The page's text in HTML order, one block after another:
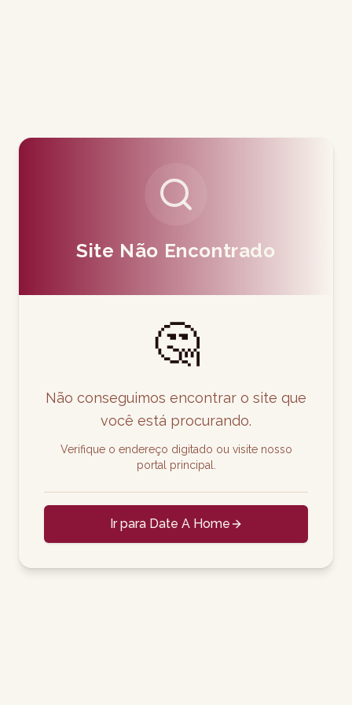
Site Não Encontrado
🤔
Não conseguimos encontrar o site que
você está procurando.
Verifique o endereço digitado ou visite nosso
portal principal.
Ir para Date A Home